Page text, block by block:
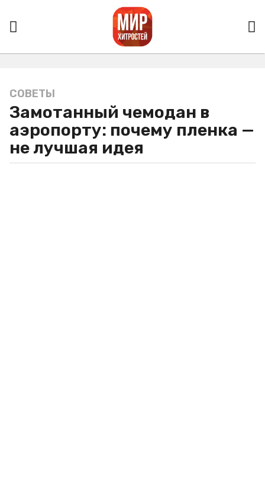
5
л
т
a
СОВЕТЫ
Замотанный чемодан в
аэропорту: почему пленка —
не лучшая идея